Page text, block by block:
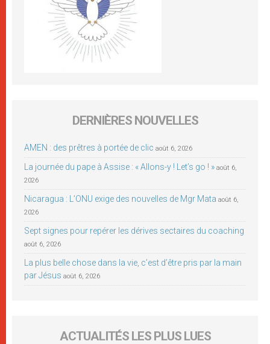
DERNIÈRES NOUVELLES
AMEN : des prêtres à portée de clic août 6, 2026
La journée du pape à Assise : « Allons-y ! Let’s go ! » août 6,
2026
Nicaragua : L’ONU exige des nouvelles de Mgr Mata août 6,
2026
Sept signes pour repérer les dérives sectaires du coaching
août 6, 2026
La plus belle chose dans la vie, c’est d’être pris par la main
par Jésus août 6, 2026
ACTUALITÉS LES PLUS LUES